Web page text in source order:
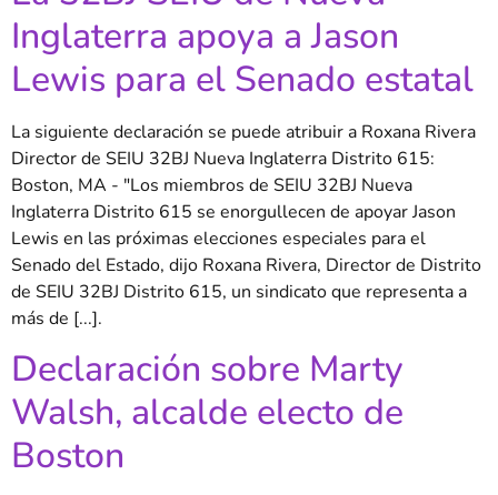
Inglaterra apoya a Jason
Lewis para el Senado estatal
La siguiente declaración se puede atribuir a Roxana Rivera
Director de SEIU 32BJ Nueva Inglaterra Distrito 615:
Boston, MA - "Los miembros de SEIU 32BJ Nueva
Inglaterra Distrito 615 se enorgullecen de apoyar Jason
Lewis en las próximas elecciones especiales para el
Senado del Estado, dijo Roxana Rivera, Director de Distrito
de SEIU 32BJ Distrito 615, un sindicato que representa a
más de [...].
Declaración sobre Marty
Walsh, alcalde electo de
Boston